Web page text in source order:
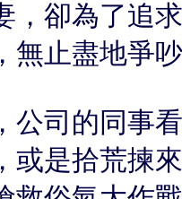
，卻為了追
無止盡地爭
公司的同事
或是拾荒揀